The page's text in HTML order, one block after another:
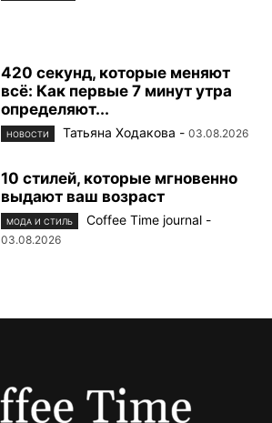
420 секунд, которые меняют
всё: Как первые 7 минут утра
определяют...
НОВОСТИ Татьяна Ходакова - 03.08.2026
10 стилей, которые мгновенно
выдают ваш возраст
МОДА И СТИЛЬ Coffee Time journal -
03.08.2026